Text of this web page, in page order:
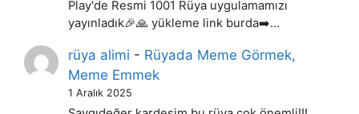
Play'de Resmi 1001 Rüya uygulamamızı
yayınladık🎉🙏 yükleme link burda➡️…
rüya alimi - Rüyada Meme Görmek,
Meme Emmek
1 Aralık 2025